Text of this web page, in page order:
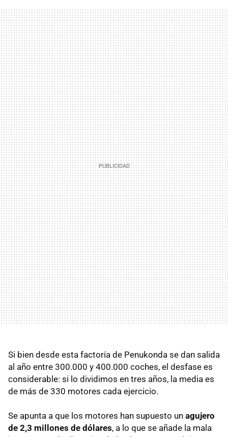
Si bien desde esta factoría de Penukonda se dan salida
al año entre 300.000 y 400.000 coches, el desfase es
considerable: si lo dividimos en tres años, la media es
de más de 330 motores cada ejercicio.
Se apunta a que los motores han supuesto un agujero
de 2,3 millones de dólares, a lo que se añade la mala